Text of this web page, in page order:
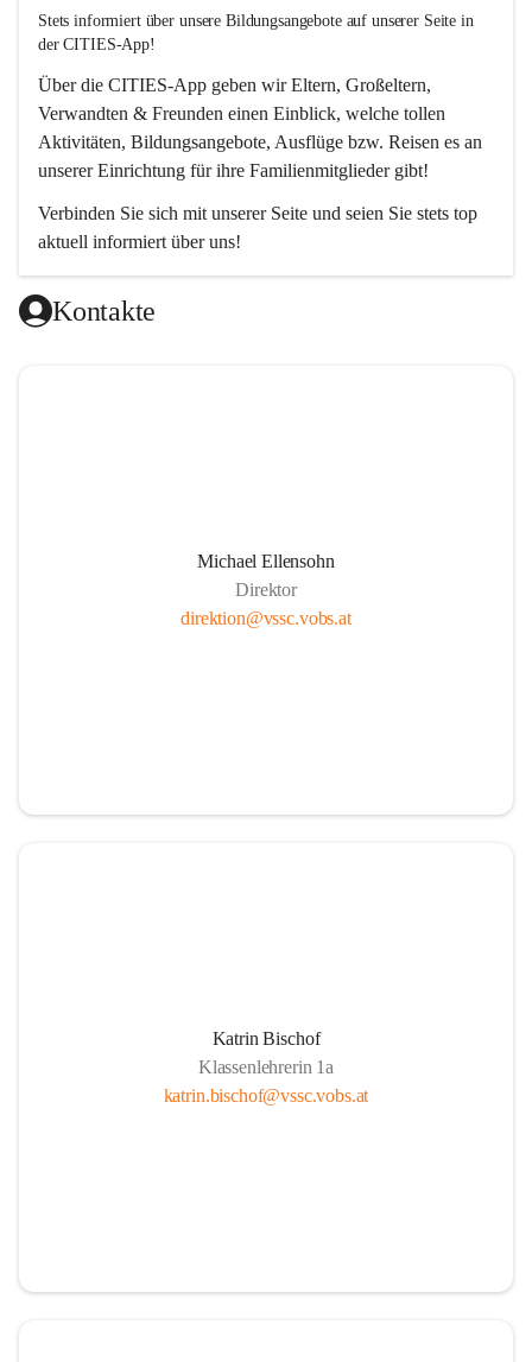
Stets informiert über unsere Bildungsangebote auf unserer Seite in
der CITIES-App!
Über die CITIES-App geben wir Eltern, Großeltern,
Verwandten & Freunden einen Einblick, welche tollen
Aktivitäten, Bildungsangebote, Ausflüge bzw. Reisen es an
unserer Einrichtung für ihre Familienmitglieder gibt!
Verbinden Sie sich mit unserer Seite und seien Sie stets top
aktuell informiert über uns!
Kontakte
Michael Ellensohn
Direktor
direktion@vssc.vobs.at
Katrin Bischof
Klassenlehrerin 1a
katrin.bischof@vssc.vobs.at